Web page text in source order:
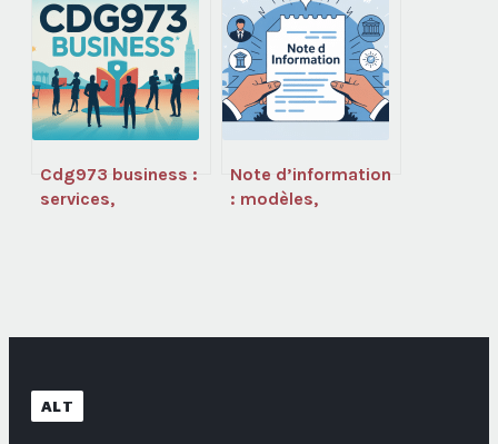
développer votre
legaltech
intelligemment
sans nuire à votre
seo
Cdg973 business :
services,
Note d’information
: modèles,
ALT